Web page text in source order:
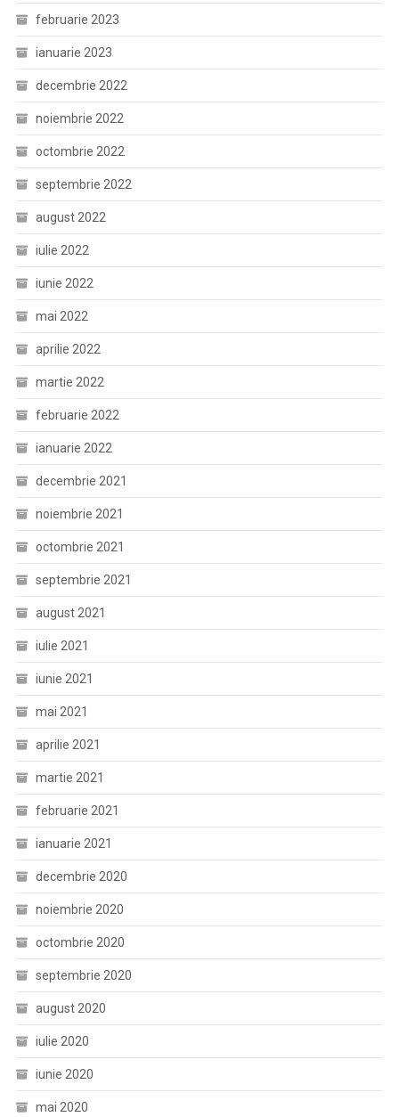
februarie 2023
ianuarie 2023
decembrie 2022
noiembrie 2022
octombrie 2022
septembrie 2022
august 2022
iulie 2022
iunie 2022
mai 2022
aprilie 2022
martie 2022
februarie 2022
ianuarie 2022
decembrie 2021
noiembrie 2021
octombrie 2021
septembrie 2021
august 2021
iulie 2021
iunie 2021
mai 2021
aprilie 2021
martie 2021
februarie 2021
ianuarie 2021
decembrie 2020
noiembrie 2020
octombrie 2020
septembrie 2020
august 2020
iulie 2020
iunie 2020
mai 2020